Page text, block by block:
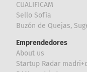
CUALIFICAM
Sello Sofía
Buzón de Quejas,
Emprendedores
About us
Startup Radar madri+d